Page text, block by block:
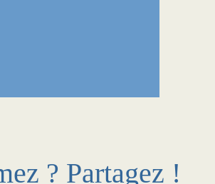
? Partagez !